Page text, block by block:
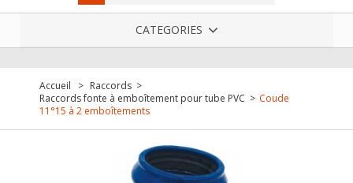
CATEGORIES
Accueil > Raccords >
Raccords fonte à emboîtement pour tube PVC > Coude
11°15 à 2 emboîtements